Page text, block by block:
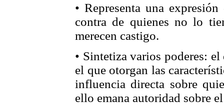
• Representa una
contra de quienes no lo
merecen castigo.
• Sintetiza varios poderes:
el que otorgan las
influencia directa sobre
ello emana autoridad sobre